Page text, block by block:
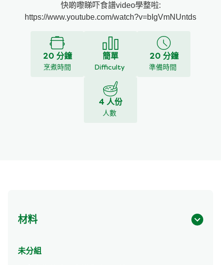
快啲嚟睇吓食譜video學整啦:
https://www.youtube.com/watch?v=bIgVmNUntds
20 分鐘
烹煮時間
簡單
Difficulty
20 分鐘
準備時間
4 人份
人數
材料
未分組